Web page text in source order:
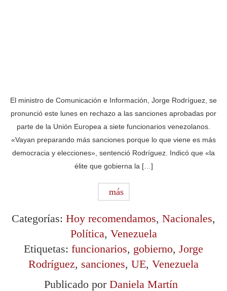
El ministro de Comunicación e Información, Jorge Rodríguez, se
pronunció este lunes en rechazo a las sanciones aprobadas por
parte de la Unión Europea a siete funcionarios venezolanos.
«Vayan preparando más sanciones porque lo que viene es más
democracia y elecciones», sentenció Rodríguez. Indicó que «la
élite que gobierna la […]
más
Categorías: Hoy recomendamos, Nacionales,
Política, Venezuela
Etiquetas: funcionarios, gobierno, Jorge
Rodríguez, sanciones, UE, Venezuela
Publicado por Daniela Martín